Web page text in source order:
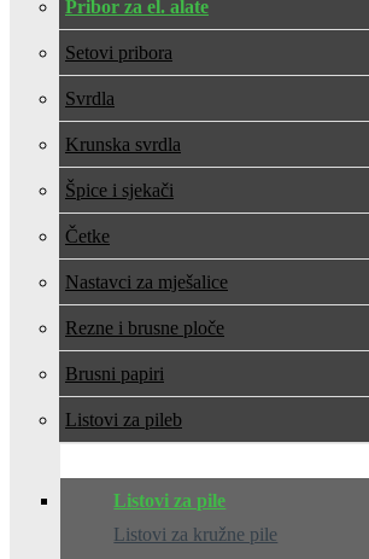
Pribor za el. alate
Setovi pribora
Svrdla
Krunska svrdla
Špice i sjekači
Četke
Nastavci za mješalice
Rezne i brusne ploče
Brusni papiri
Listovi za pile
Listovi za pile
Listovi za kružne pile